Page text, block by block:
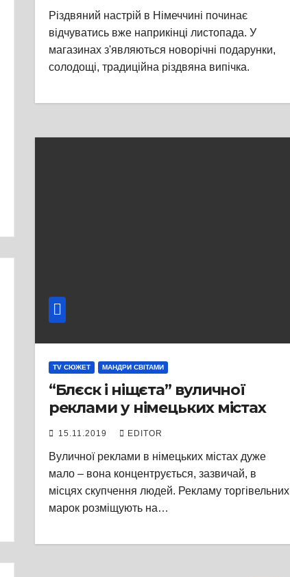
Різдвяний настрій в Німеччині починає
відчуватись вже наприкінці листопада. У
магазинах з'являються новорічні подарунки,
солодощі, традиційна різдвяна випічка.
TV СЮЖЕТ МАНДРИ СВІТАМИ
“Блєск і ніщєта” вуличної
реклами у німецьких містах
15.11.2019 EDITOR
Вуличної реклами в німецьких містах дуже
мало – вона концентрується, зазвичай, в
місцях скупчення людей. Рекламу торгівельних
марок розміщують на…